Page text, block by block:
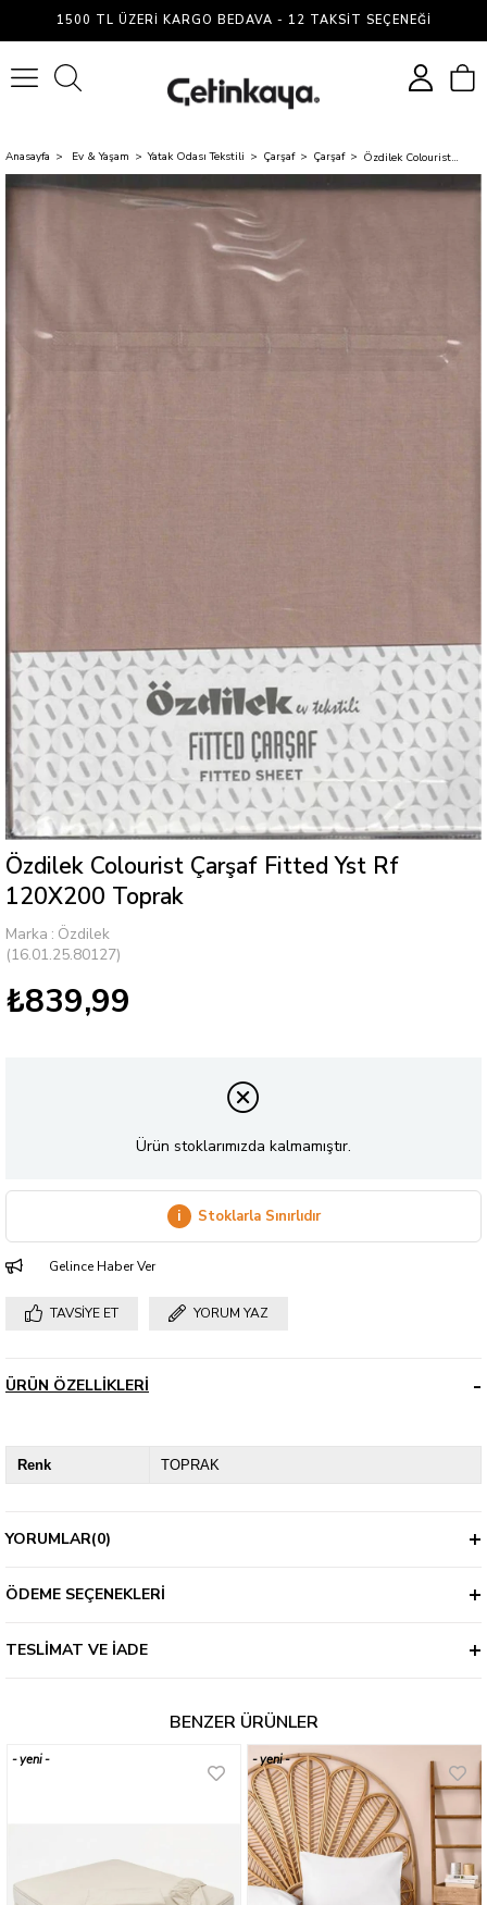
1500 TL ÜZERI KARGO BEDAVA - 12 TAKSIT SEÇENEĞI
Anasayfa Ev & Yaşam Yatak Odası Tekstili Çarşaf Çarşaf Özdilek Colourist Çarşaf Fitted Yst Rf 120X200 Toprak
Özdilek Colourist Çarşaf Fitted Yst Rf
120X200 Toprak
Marka : Özdilek
(16.01.25.80127)
₺839,99
Ürün stoklarımızda kalmamıştır.
i Stoklarla Sınırlıdır
Gelince Haber Ver
TAVSIYE ET YORUM YAZ
ÜRÜN ÖZELLIKLERI
Renk TOPRAK
YORUMLAR(0)
ÖDEME SEÇENEKLERI
TESLIMAT VE İADE
BENZER ÜRÜNLER
yeni
yeni
ürün